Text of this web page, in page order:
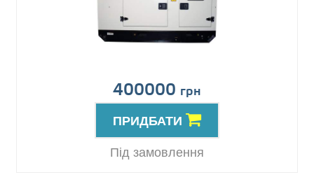
400000 грн
ПРИДБАТИ
Під замовлення